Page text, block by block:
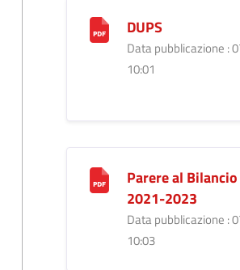
DUPS
Data pubblicazione :
10:01
Parere al
2021-2023
Data pubblicazione :
10:03